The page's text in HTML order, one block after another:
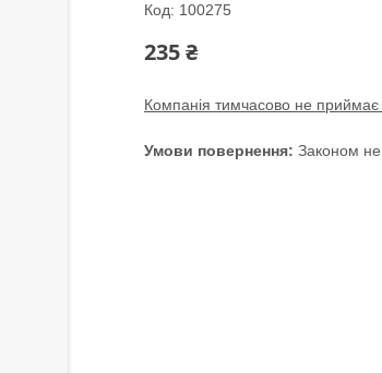
Код: 100275
235 ₴
Компанія тимчасово не
Законом не